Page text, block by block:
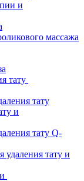
и
массажа
тату
тату
и
тату Q-
тату и